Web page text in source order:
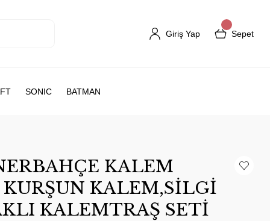
Giriş Yap Sepet
SONIC BATMAN
KALEM
KALEM,SİLGİ
KALEMTRAŞ SETİ